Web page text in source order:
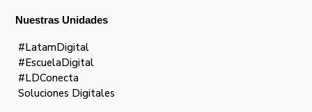
Nuestras Unidades
#LatamDigital
#EscuelaDigital
#LDConecta
Soluciones Digitales